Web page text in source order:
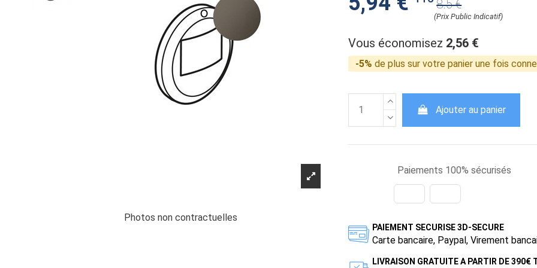
Photos non contractuelles
8.5 €
(Prix Public Indicatif)
Vous économisez 2,56 €
-5% de plus sur votre panier une fois
Ajouter au panier
Paiements 100% sécurisés
PAIEMENT SECURISE 3D-SECURE
Carte bancaire, Paypal, Virement
LIVRAISON GRATUITE A PARTIR DE 390€